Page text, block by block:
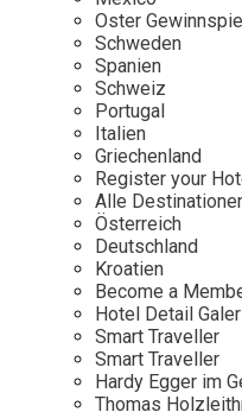
Mexico
Niederlande
Österreich
Portugal
Schweden
Spanien
Schweiz
Persönlichkeiten
Our Story
Career
Kontakt
Impressum
Oster
Schweden
Spanien
Schweiz
Portugal
Italien
Griechenland
Register your
Alle
Österreich
Deutschland
Kroatien
Become a
Hotel Detail
Smart Traveller
Smart Traveller
Hardy Egger im
Thomas